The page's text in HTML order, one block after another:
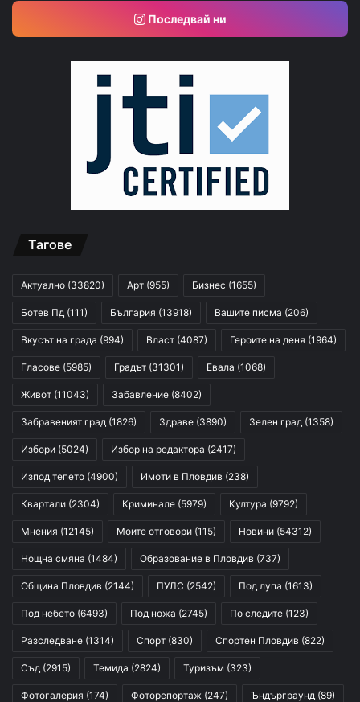
Последвай ни
Тагове
Актуално (33820) Арт (955) Бизнес (1655)
Ботев Пд (111) България (13918) Вашите писма (206)
Вкусът на града (994) Власт (4087) Героите на деня (1964)
Гласове (5985) Градът (31301) Евала (1068)
Живот (11043) Забавление (8402)
Забравеният град (1826) Здраве (3890) Зелен град (1358)
Избори (5024) Избор на редактора (2417)
Изпод тепето (4900) Имоти в Пловдив (238)
Квартали (2304) Криминале (5979) Култура (9792)
Мнения (12145) Моите отговори (115) Новини (54312)
Нощна смяна (1484) Образование в Пловдив (737)
Община Пловдив (2144) ПУЛС (2542) Под лупа (1613)
Под небето (6493) Под ножа (2745) По следите (123)
Разследване (1314) Спорт (830) Спортен Пловдив (822)
Съд (2915) Темида (2824) Туризъм (323)
Фотогалерия (174) Фоторепортаж (247) Ъндърграунд (89)